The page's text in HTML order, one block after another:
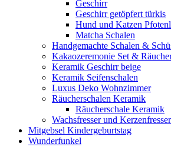
Geschirr
Geschirr getöpfert türkis
Hund und Katzen
Matcha Schalen
Handgemachte Schalen &
Kakaozeremonie Set &
Keramik Geschirr beige
Keramik Seifenschalen
Luxus Deko Wohnzimmer
Räucherschalen Keramik
Räucherschale Keramik
Wachsfresser und Kerzenfresser
Mitgebsel Kindergeburtstag
Wunderfunkel